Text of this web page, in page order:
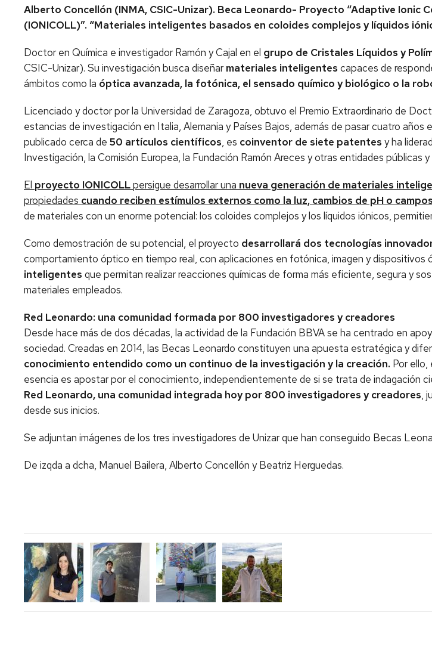
Alberto Concellón (INMA, CSIC-Unizar). Beca Leonardo- Proyecto “Adaptive Ionic
(IONICOLL)”. “Materiales inteligentes basados en coloides complejos y líquidos
Doctor en Química e investigador Ramón y Cajal en el grupo de Cristales Líquidos y
CSIC-Unizar). Su investigación busca diseñarmateriales inteligentes capaces de
ámbitos como la óptica avanzada, la fotónica, el sensado químico y biológico o la
Licenciado y doctor por la Universidad de Zaragoza, obtuvo el Premio Extraordinario de
estancias de investigación en Italia, Alemania y Países Bajos, además de pasar cuatro años
publicado cerca de 50 artículos científicos, es coinventor de siete patentes y ha
Investigación, la Comisión Europea, la Fundación Ramón Areces y otras entidades públicas
El proyecto IONICOLLpersigue desarrollar una nueva generación de materiales
propiedades cuando reciben estímulos externos como la luz, cambios de pH o
de materiales con un enorme potencial: los coloides complejos y los líquidos iónicos,
Como demostración de su potencial, el proyecto desarrollará dos tecnologías
comportamiento óptico en tiempo real, con aplicaciones en fotónica, imagen y dispositivos
inteligentes que permitan realizar reacciones químicas de forma más eficiente, segura y
materiales empleados.
Red Leonardo: una comunidad formada por 800 investigadores y creadores
Desde hace más de dos décadas, la actividad de la Fundación BBVA se ha centrado en
sociedad. Creadas en 2014, las Becas Leonardo constituyen una apuesta estratégica y
conocimiento entendido como un continuo de la investigación y la creación. Por
esencia es apostar por el conocimiento, independientemente de si se trata de indagación
Red Leonardo, una comunidad integrada hoy por 800 investigadores y creadores,
desde sus inicios.
Se adjuntan imágenes de los tres investigadores de Unizar que han conseguido Becas
De izqda a dcha, Manuel Bailera, Alberto Concellón y Beatriz Herguedas.